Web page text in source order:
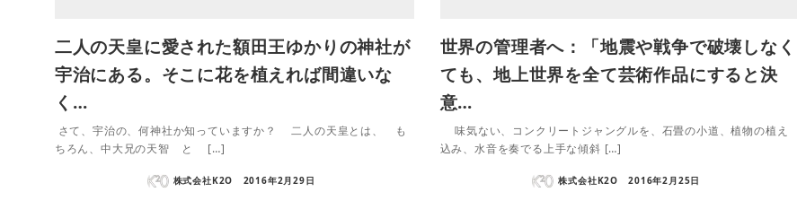
二人の天皇に愛された額田王ゆかりの神社が
宇治にある。そこに花を植えれば間違いな
く…
さて、宇治の、何神社か知っていますか？ 二人の天皇とは、 も
ちろん、中大兄の天智 と […]
株式会社K2O 2016年2月29日
世界の管理者へ：「地震や戦争で破壊しなく
ても、地上世界を全て芸術作品にすると決
意…
味気ない、コンクリートジャングルを、石畳の小道、植物の植え
込み、水音を奏でる上手な傾斜 […]
株式会社K2O 2016年2月25日